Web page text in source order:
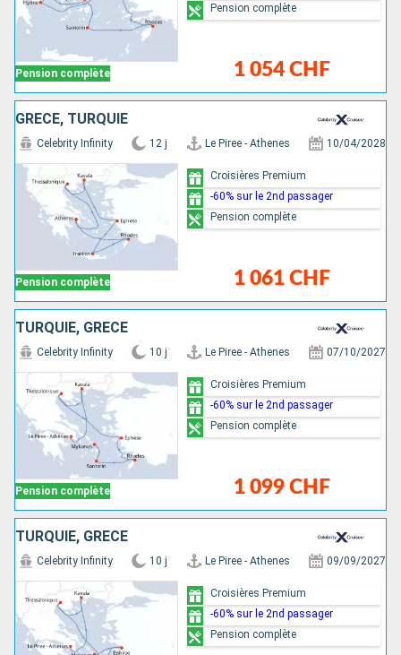
Pension complète 1 054 CHF
Pension complète
GRÈCE, TURQUIE
Pension complète
Celebrity Infinity 12 j Le Piree - Athenes 10/04/2028
1 061 CHF
Croisières Premium
-60% sur le 2nd passager
Pension complète
TURQUIE, GRÈCE
Pension complète
Celebrity Infinity 10 j Le Piree - Athenes 07/10/2027
1 099 CHF
Croisières Premium
-60% sur le 2nd passager
Pension complète
TURQUIE, GRÈCE
Celebrity Infinity 10 j Le Piree - Athenes 09/09/2027
Croisières Premium
-60% sur le 2nd passager
Pension complète